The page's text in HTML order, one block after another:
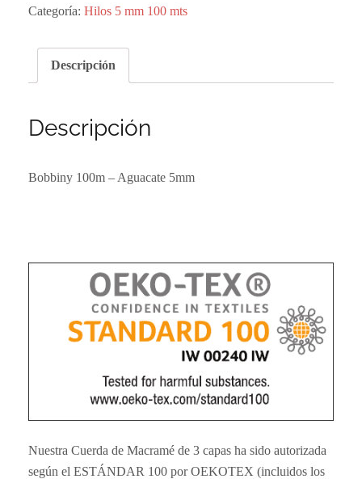
-
5mm
cantidad
Categoría: Hilos 5 mm 100 mts
Descripción
Descripción
Bobbiny 100m – Aguacate 5mm
Nuestra Cuerda de Macramé de 3 capas ha sido autorizada
según el ESTÁNDAR 100 por OEKOTEX (incluidos los